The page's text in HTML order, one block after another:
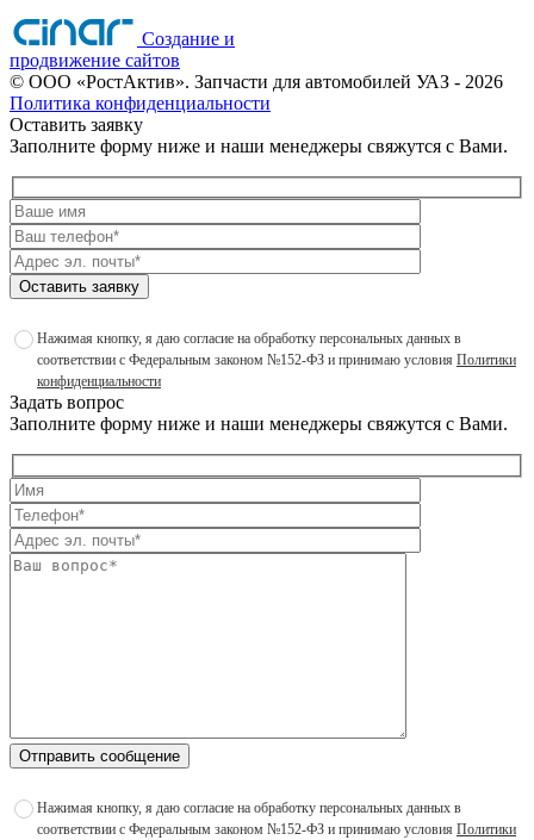
Создание и
продвижение сайтов
© ООО «РостАктив». Запчасти для автомобилей УАЗ - 2026
Политика конфиденциальности
Оставить заявку
Заполните форму ниже и наши менеджеры свяжутся с Вами.
Оставить заявку
Нажимая кнопку, я даю согласие на обработку персональных данных в
соответствии с Федеральным законом №152-ФЗ и принимаю условия Политики
конфиденциальности
Задать вопрос
Заполните форму ниже и наши менеджеры свяжутся с Вами.
Отправить сообщение
Нажимая кнопку, я даю согласие на обработку персональных данных в
соответствии с Федеральным законом №152-ФЗ и принимаю условия Политики